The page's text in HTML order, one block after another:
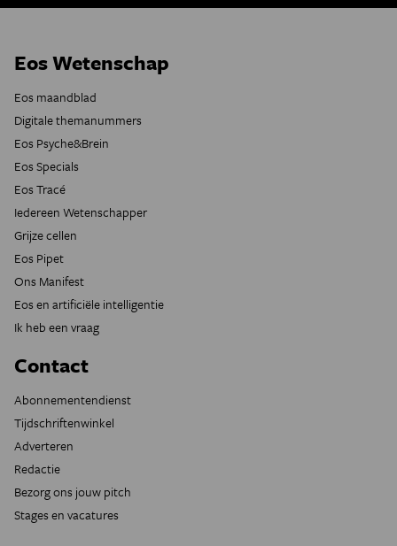
Eos Wetenschap
Eos maandblad
Digitale themanummers
Eos Psyche&Brein
Eos Specials
Eos Tracé
Iedereen Wetenschapper
Grijze cellen
Eos Pipet
Ons Manifest
Eos en artificiële intelligentie
Ik heb een vraag
Contact
Abonnementendienst
Tijdschriftenwinkel
Adverteren
Redactie
Bezorg ons jouw pitch
Stages en vacatures